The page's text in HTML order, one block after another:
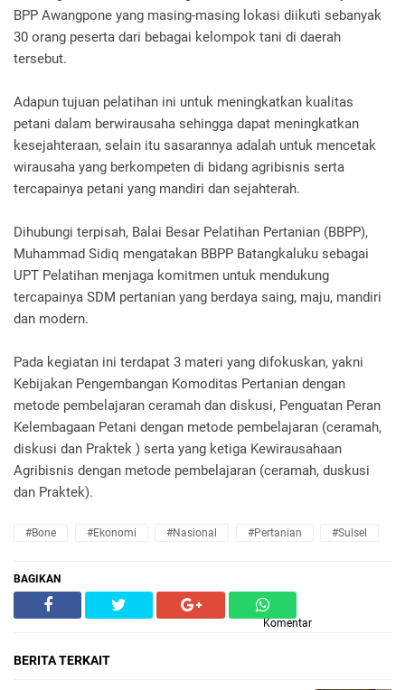
BPP Awangpone yang masing-masing lokasi diikuti sebanyak
30 orang peserta dari bebagai kelompok tani di daerah
tersebut.
Adapun tujuan pelatihan ini untuk meningkatkan kualitas
petani dalam berwirausaha sehingga dapat meningkatkan
kesejahteraan, selain itu sasarannya adalah untuk mencetak
wirausaha yang berkompeten di bidang agribisnis serta
tercapainya petani yang mandiri dan sejahterah.
Dihubungi terpisah, Balai Besar Pelatihan Pertanian (BBPP),
Muhammad Sidiq mengatakan BBPP Batangkaluku sebagai
UPT Pelatihan menjaga komitmen untuk mendukung
tercapainya SDM pertanian yang berdaya saing, maju, mandiri
dan modern.
Pada kegiatan ini terdapat 3 materi yang difokuskan, yakni
Kebijakan Pengembangan Komoditas Pertanian dengan
metode pembelajaran ceramah dan diskusi, Penguatan Peran
Kelembagaan Petani dengan metode pembelajaran (ceramah,
diskusi dan Praktek ) serta yang ketiga Kewirausahaan
Agribisnis dengan metode pembelajaran (ceramah, duskusi
dan Praktek).
#Bone #Ekonomi #Nasional #Pertanian #Sulsel
BAGIKAN
Komentar
BERITA TERKAIT